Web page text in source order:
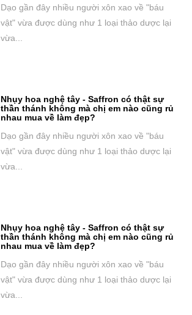
Dạo gần đây nhiều người xôn xao về "báu
vật" vừa được dùng như 1 loại thảo dược lại
vừa...
Nhụy hoa nghệ tây - Saffron có thật sự
thần thánh không mà chị em nào cũng rủ
nhau mua về làm đẹp?
Dạo gần đây nhiều người xôn xao về "báu
vật" vừa được dùng như 1 loại thảo dược lại
vừa...
Nhụy hoa nghệ tây - Saffron có thật sự
thần thánh không mà chị em nào cũng rủ
nhau mua về làm đẹp?
Dạo gần đây nhiều người xôn xao về "báu
vật" vừa được dùng như 1 loại thảo dược lại
vừa...